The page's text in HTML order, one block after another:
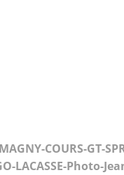
COURS-GT-
LACASSE-Photo-